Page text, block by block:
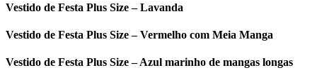
Vestido de Festa Plus Size – Lavanda
Vestido de Festa Plus Size – Vermelho com Meia Manga
Vestido de Festa Plus Size – Azul marinho de mangas longas